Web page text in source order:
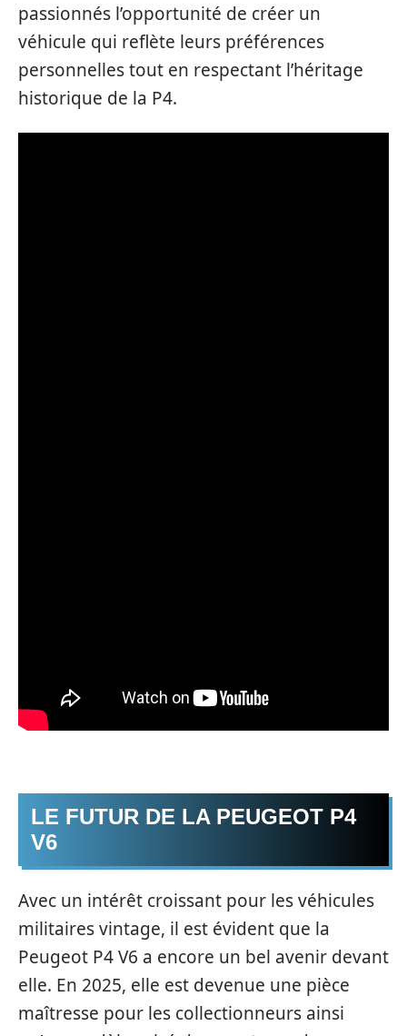
passionnés l’opportunité de créer un
véhicule qui reflète leurs préférences
personnelles tout en respectant l’héritage
historique de la P4.
LE FUTUR DE LA PEUGEOT P4
V6
Avec un intérêt croissant pour les véhicules
militaires vintage, il est évident que la
Peugeot P4 V6 a encore un bel avenir devant
elle. En 2025, elle est devenue une pièce
maîtresse pour les collectionneurs ainsi